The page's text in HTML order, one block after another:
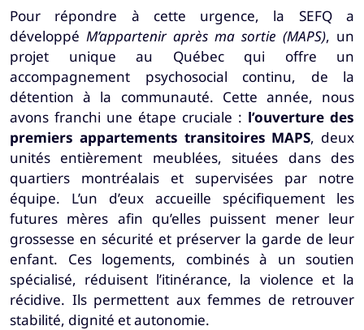
Pour répondre à cette urgence, la SEFQ a
développé M’appartenir après ma sortie (MAPS), un
projet unique au Québec qui offre un
accompagnement psychosocial continu, de la
détention à la communauté. Cette année, nous
avons franchi une étape cruciale : l’ouverture des
premiers appartements transitoires MAPS, deux
unités entièrement meublées, situées dans des
quartiers montréalais et supervisées par notre
équipe. L’un d’eux accueille spécifiquement les
futures mères afin qu’elles puissent mener leur
grossesse en sécurité et préserver la garde de leur
enfant. Ces logements, combinés à un soutien
spécialisé, réduisent l’itinérance, la violence et la
récidive. Ils permettent aux femmes de retrouver
stabilité, dignité et autonomie.